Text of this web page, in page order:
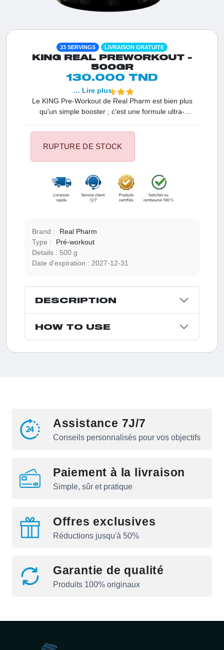
33 SERVINGS LIVRAISON GRATUITE
KING REAL PREWORKOUT -
500GR
130.000 TND
Le KING Pre-Workout de Real Pharm est bien plus
qu'un simple booster ; c'est une formule ultra-
en un exploit athlétique. Grâce à l'innovation
GlycerSize™, il offre une congestion musculaire d'une
d'acier. Avec 200 mg de caféine par dose et un
complexe d'adaptogènes, ce pré-workout de haute
qualité est l'allié idéal des sportifs en Tunisie qui
recherchent une performance maximale et une vitalité
… Lire plus
RUPTURE DE STOCK
Brand :
Real Pharm
Type :
Pré-workout
Details :
500 g
Date d'expiration : 2027-12-31
DESCRIPTION
HOW TO USE
Assistance 7J/7
Conseils personnalisés pour vos objectifs
Paiement à la livraison
Simple, sûr et pratique
Offres exclusives
Réductions jusqu'à 50%
Garantie de qualité
Produits 100% originaux